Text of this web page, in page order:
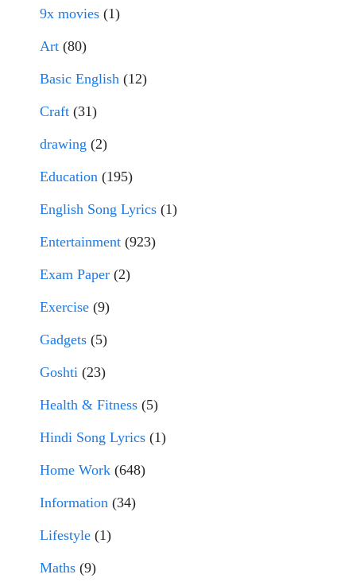
9x movies (1)
Art (80)
Basic English (12)
Craft (31)
drawing (2)
Education (195)
English Song Lyrics (1)
Entertainment (923)
Exam Paper (2)
Exercise (9)
Gadgets (5)
Goshti (23)
Health & Fitness (5)
Hindi Song Lyrics (1)
Home Work (648)
Information (34)
Lifestyle (1)
Maths (9)